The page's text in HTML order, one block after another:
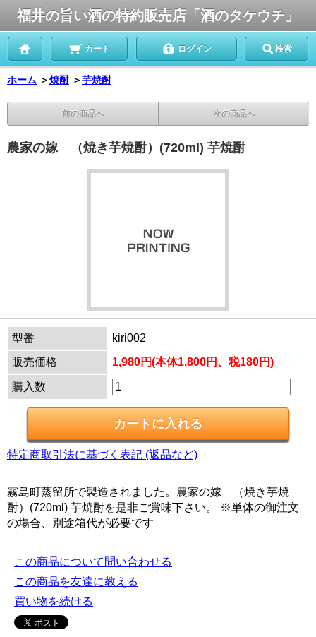
福井の旨い酒の特約販売店「酒のタケウチ」
カート ログイン 検索
ホーム ＞焼酎 ＞芋焼酎
前の商品へ 次の商品へ
農家の嫁 （焼き芋焼酎）(720ml) 芋焼酎
型番
kiri002
販売価格
1,980円(本体1,800円、税180円)
購入数
特定商取引法に基づく表記 (返品など)
霧島町蒸留所で製造されました。農家の嫁 （焼き芋焼
酎）(720ml) 芋焼酎を是非ご賞味下さい。 ※単体の御注文
の場合、別途箱代が必要です
この商品について問い合わせる
この商品を友達に教える
買い物を続ける